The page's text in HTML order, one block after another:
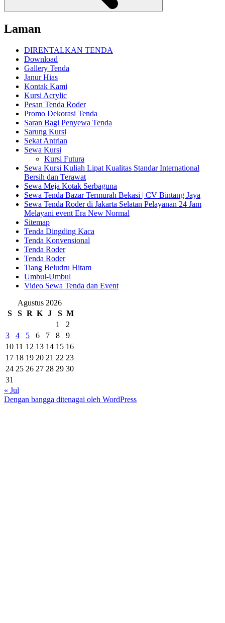
Laman
DIRENTALKAN TENDA
Download
Gallery Tenda
Janur Hias
Kontak Kami
Kursi Acrylic
Pesan Tenda Roder
Promo Dekorasi Tenda
Saran Bagi Penyewa Tenda
Sarung Kursi
Sekat Antrian
Sewa Kursi
Kursi Futura
Sewa Kursi Kuliah Lipat Kualitas Standar International
Bersih dan Terawat
Sewa Meja Kotak Serbaguna
Sewa Tenda Bazar Termurah Bekasi | CV Bintang Jaya
Sewa Tenda Roder di Jakarta Selatan Pelayanan 24 Jam
Melayani event Era New Normal
Sitemap
Tenda Dingding Kaca
Tenda Konvensional
Tenda Roder
Tenda Roder
Tiang Beludru Hitam
Umbul-Umbul
Video Sewa Tenda dan Event
Agustus 2026
S
S R K J S M
1
2
3
4 5 6 7 8
9
10 11 12 13 14 15 16
17 18 19 20 21 22 23
24 25 26 27 28 29 30
31
« Jul
Dengan bangga ditenagai oleh WordPress